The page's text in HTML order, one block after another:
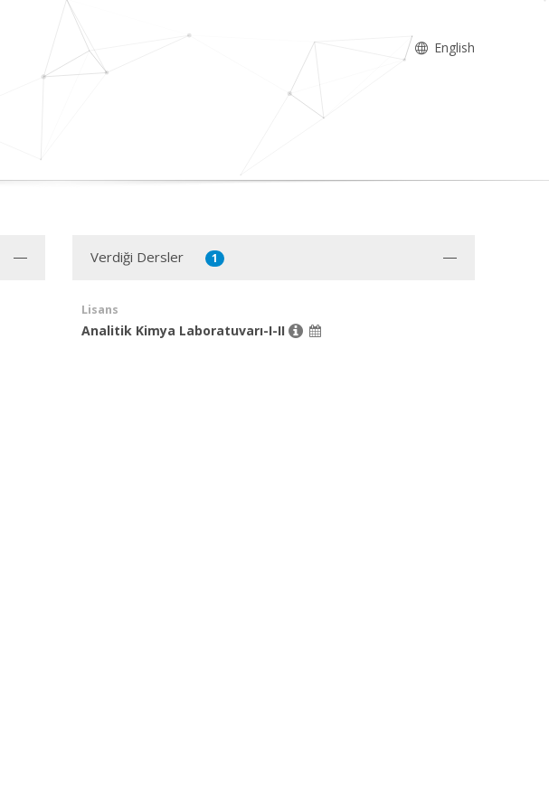
English
Verdiği Dersler 1
Lisans
Analitik Kimya Laboratuvarı-I-II